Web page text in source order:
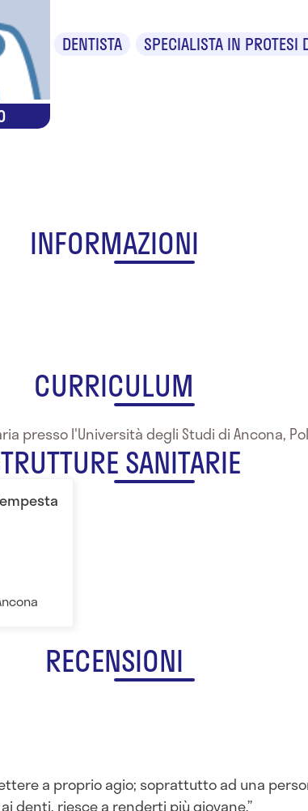
DENTISTA SPECIALISTA IN PROTESI
INFORMAZIONI
CURRICULUM
presso l'Università degli Studi di Ancona,
SANITARIE
RECENSIONI
a proprio agio; soprattutto ad una
denti, riesce a renderti più giovane.